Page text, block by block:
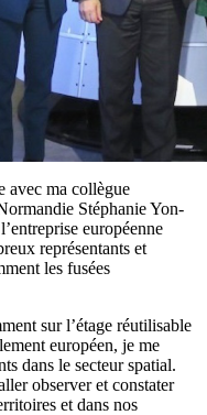
avec ma collègue
Stéphanie Yon-
européenne
représentants et
les fusées
sur l’étage réutilisable
européen, je me
dans le secteur spatial.
observer et constater
et dans nos